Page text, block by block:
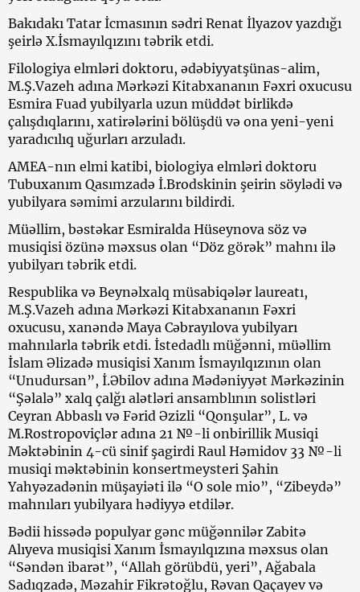
Bakıdakı Tatar İcmasının sədri Renat İlyazov yazdığı
şeirlə X.İsmayılqızını təbrik etdi.
Filologiya elmləri doktoru, ədəbiyyatşünas-alim,
M.Ş.Vazeh adına Mərkəzi Kitabxananın Fəxri oxucusu
Esmira Fuad yubilyarla uzun müddət birlikdə
çalışdıqlarını, xatirələrini bölüşdü və ona yeni-yeni
yaradıcılıq uğurları arzuladı.
AMEA-nın elmi katibi, biologiya elmləri doktoru
Tubuxanım Qasımzadə İ.Brodskinin şeirin söylədi və
yubilyara səmimi arzularını bildirdi.
Müəllim, bəstəkar Esmiralda Hüseynova söz və
musiqisi özünə məxsus olan “Döz görək” mahnı ilə
yubilyarı təbrik etdi.
Respublika və Beynəlxalq müsabiqələr laureatı,
M.Ş.Vazeh adına Mərkəzi Kitabxananın Fəxri
oxucusu, xanəndə Maya Cəbrayılova yubilyarı
mahnılarla təbrik etdi. İstedadlı müğənni, müəllim
İslam Əlizadə musiqisi Xanım İsmayılqızının olan
“Unudursan”, İ.Əbilov adına Mədəniyyət Mərkəzinin
“Şəlalə” xalq çalğı alətləri ansamblının solistləri
Ceyran Abbaslı və Fərid Əzizli “Qonşular”, L. və
M.Rostropoviçlər adına 21 №-li onbirillik Musiqi
Məktəbinin 4-cü sinif şagirdi Raul Həmidov 33 №-li
musiqi məktəbinin konsertmeysteri Şahin
Yahyəzadənin müşayiəti ilə “O sole mio”, “Zibeydə”
mahnıları yubilyara hədiyyə etdilər.
Bədii hissədə populyar gənc müğənnilər Zabitə
Alıyeva musiqisi Xanım İsmayılqızına məxsus olan
“Səndən ibarət”, “Allah görübdü, yeri”, Ağabala
Sadıqzadə, Məzahir Fikrətoğlu, Rəvan Qaçayev və